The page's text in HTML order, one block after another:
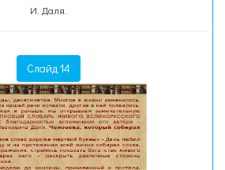
И. Даля.
Слайд 14